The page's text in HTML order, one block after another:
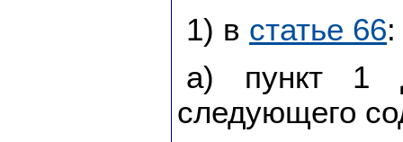
1) в статье 66:
а) пункт 1
следующего